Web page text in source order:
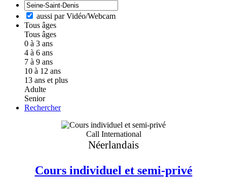
aussi par Vidéo/Webcam
Tous âges
Tous âges
0 à 3 ans
4 à 6 ans
7 à 9 ans
10 à 12 ans
13 ans et plus
Adulte
Senior
Rechercher
Call International
Néerlandais
Cours individuel et semi-privé